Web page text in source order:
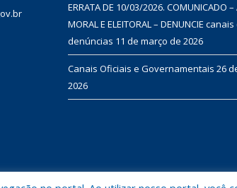
ERRATA DE 10/03/2026. COMUNICADO –
MORAL E ELEITORAL – DENUNCIE
denúncias 11 de março de 2026
Canais Oficiais e Governamentais 26
2026